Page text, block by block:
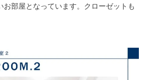
お部屋となっています。クローゼットも